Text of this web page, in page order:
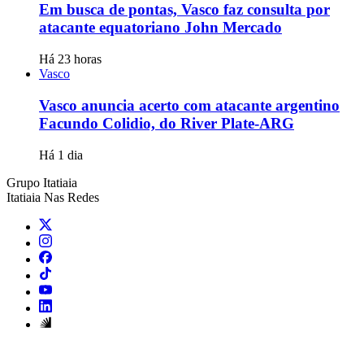
Em busca de pontas, Vasco faz consulta por
atacante equatoriano John Mercado
Há 23 horas
Vasco
Vasco anuncia acerto com atacante argentino
Facundo Colidio, do River Plate-ARG
Há 1 dia
Grupo Itatiaia
Itatiaia Nas Redes